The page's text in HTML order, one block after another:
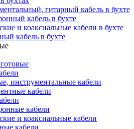
гитарный кабель в бухте
кабель в бухте
и коаксиальные кабели в бухте
кабель в бухте
инструментальные кабели
кабели
кабели
и коаксиальные кабели
кабели